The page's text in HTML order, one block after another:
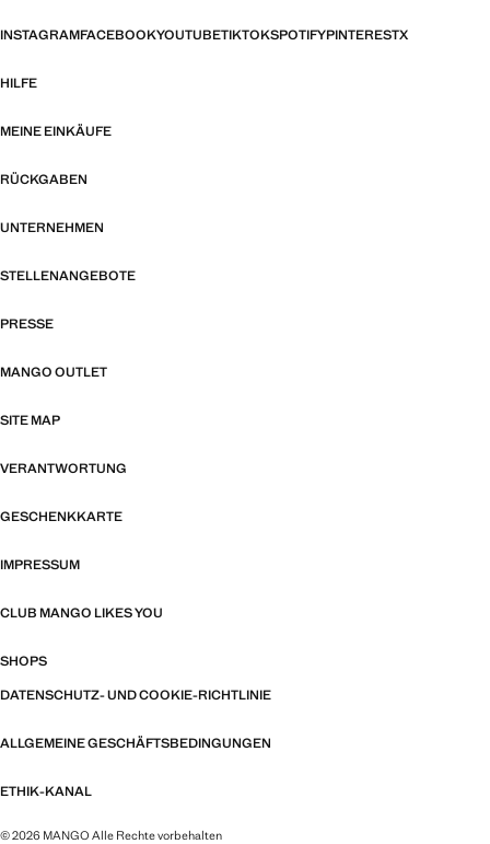
INSTAGRAMFACEBOOKYOUTUBETIKTOKSPOTIFYPINTERESTX
HILFE
MEINE EINKÄUFE
RÜCKGABEN
UNTERNEHMEN
STELLENANGEBOTE
PRESSE
MANGO OUTLET
SITE MAP
VERANTWORTUNG
GESCHENKKARTE
IMPRESSUM
CLUB MANGO LIKES YOU
SHOPS
DATENSCHUTZ- UND COOKIE-RICHTLINIE
ALLGEMEINE GESCHÄFTSBEDINGUNGEN
ETHIK-KANAL
© 2026 MANGO Alle Rechte vorbehalten